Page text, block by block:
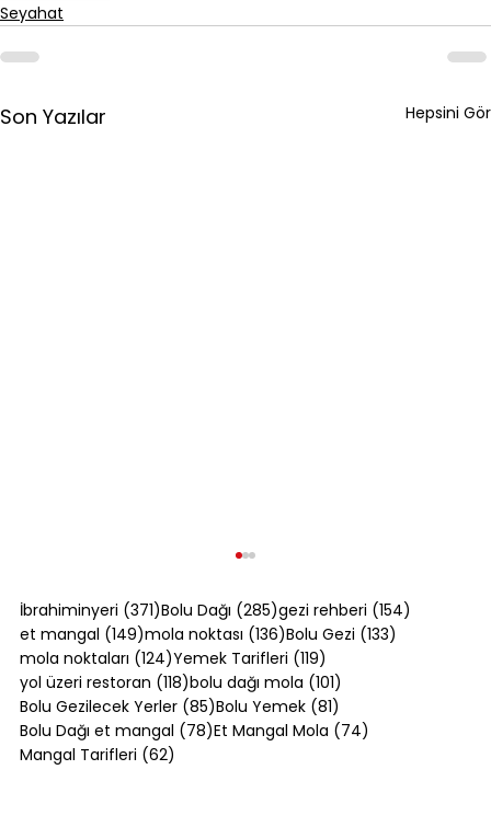
Seyahat
Son Yazılar Hepsini Gör
İbrahiminyeri (371)371 yazı
Bolu Dağı (285)285 yazı
gezi rehberi (154)
et mangal (149)149 yazı
mola noktası (136)136 yazı
Bolu Gezi (133)
mola noktaları (124)124 yazı
Yemek Tarifleri (119)
yol üzeri restoran (118)118 yazı
bolu dağı mola (101)
Bolu Gezilecek Yerler (85)85 yazı
Bolu Yemek (81)
Bolu Dağı et mangal (78)78 yazı
Et Mangal Mola (74)
Mangal Tarifleri (62)